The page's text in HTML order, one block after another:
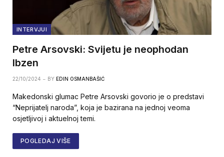
INTERVJUI
Petre Arsovski: Svijetu je neophodan
Ibzen
22/10/2024 BY EDIN OSMANBAŠIĆ
Makedonski glumac Petre Arsovski govorio je o predstavi
“Neprijatelj naroda”, koja je bazirana na jednoj veoma
osjetljivoj i aktuelnoj temi.
POGLEDAJ VIŠE